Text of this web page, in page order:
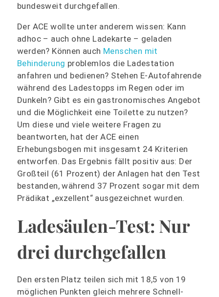
bundesweit durchgefallen.
Der ACE wollte unter anderem wissen: Kann
adhoc – auch ohne Ladekarte – geladen
werden? Können auch Menschen mit
Behinderung problemlos die Ladestation
anfahren und bedienen? Stehen E-Autofahrende
während des Ladestopps im Regen oder im
Dunkeln? Gibt es ein gastronomisches Angebot
und die Möglichkeit eine Toilette zu nutzen?
Um diese und viele weitere Fragen zu
beantworten, hat der ACE einen
Erhebungsbogen mit insgesamt 24 Kriterien
entworfen. Das Ergebnis fällt positiv aus: Der
Großteil (61 Prozent) der Anlagen hat den Test
bestanden, während 37 Prozent sogar mit dem
Prädikat „exzellent“ ausgezeichnet wurden.
Ladesäulen-Test: Nur
drei durchgefallen
Den ersten Platz teilen sich mit 18,5 von 19
möglichen Punkten gleich mehrere Schnell-